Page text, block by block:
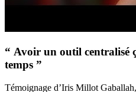
“ Avoir un outil centralisé
temps ”
Témoignage d’Iris Millot